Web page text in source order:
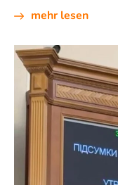
mehr lesen